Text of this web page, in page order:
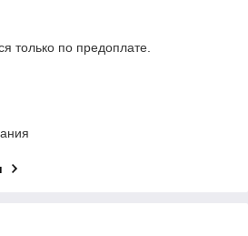
только по предоплате.